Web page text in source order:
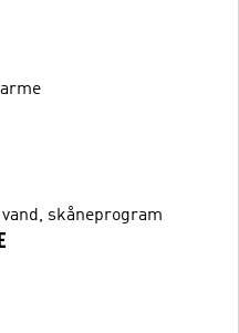
skåneprogram